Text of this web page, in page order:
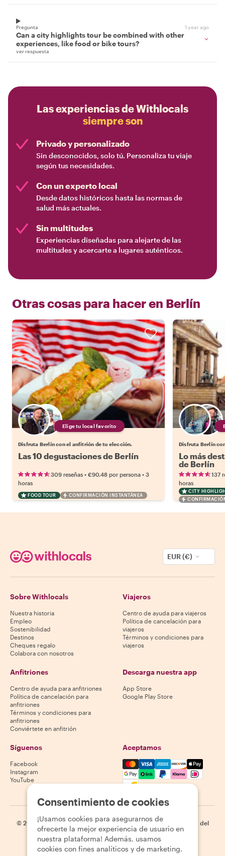
Pregunta 1 year ago
Can a city highlights tour be combined with other
experiences, like food or bike tours?
ver respuesta
Las experiencias de Withlocals
siempre son
Privado y personalizado
Sin desconocidos, solo tú. Personaliza tu viaje
según tus necesidades.
Con un experto local
Desde datos históricos hasta las normas de
salud más actuales.
Sin multitudes
Experiencias diseñadas para alejarte de las
multitudes y acercarte a lugares auténticos.
Otras cosas para hacer en Berlín
Elige tu local favorito
Disfruta Berlín con el anfitrión de tu elección.
Las 10 degustaciones de Berlín
309 reseñas • €90.48 por persona • 3
horas
FOOD TOUR CONFIRMACIÓN INSTANTÁNEA
Disfruta Berlín
Lo más
de Berlín
137
horas
CITY
EUR (€)
Sobre Withlocals
Nuestra historia
Empleo
Sostenibilidad
Destinos
Cheques regalo
Colabora con nosotros
Viajeros
Centro de ayuda para viajeros
Política de cancelación para
viajeros
Términos y condiciones para
viajeros
Anfitriones
Centro de ayuda para anfitriones
Política de cancelación para
anfitriones
Términos y condiciones para
anfitriones
Conviértete en anfitrión
Descarga nuestra app
App Store
Google Play Store
Síguenos
Facebook
Instagram
YouTube
Aceptamos
Mastercard, Visa, Amex,
© 2026 Withlocals.com | Política de privacidad | Cookies
Mapa del
sitio
Consentimiento de cookies
¡Usamos cookies para asegurarnos de
ofrecerte la mejor experiencia de usuario en
nuestra plataforma! Además, usamos
cookies con fines analíticos y de marketing.